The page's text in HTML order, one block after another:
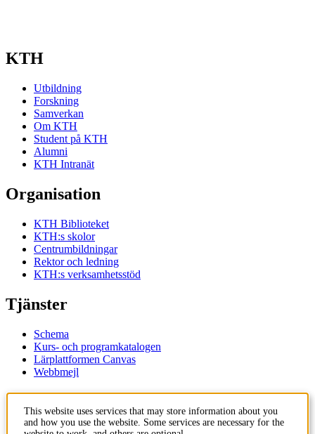
KTH
Utbildning
Forskning
Samverkan
Om KTH
Student på KTH
Alumni
KTH Intranät
Organisation
KTH Biblioteket
KTH:s skolor
Centrumbildningar
Rektor och ledning
KTH:s verksamhetsstöd
Tjänster
Schema
Kurs- och programkatalogen
Lärplattformen Canvas
Webbmejl
Kontakt
KTH
This website uses services that may store information about you
and how you use the website. Some services are necessary for the